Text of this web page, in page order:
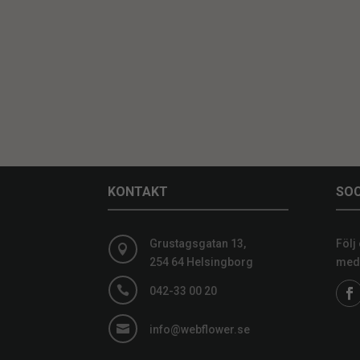
KONTAKT

Grustagsgatan 13,
254 64 Helsingborg
 042-33 00 20
 info@webflower.se
Följ